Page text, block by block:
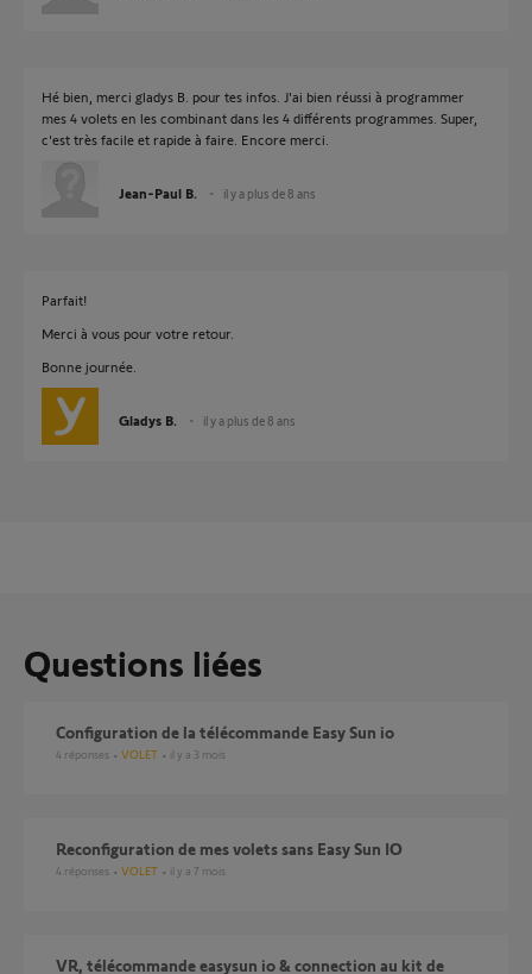
Hé bien, merci gladys B. pour tes infos. J'ai bien réussi à programmer
mes 4 volets en les combinant dans les 4 différents programmes. Super,
c'est très facile et rapide à faire. Encore merci.
Jean-Paul B. il y a plus de 8 ans
Parfait!
Merci à vous pour votre retour.
Bonne journée.
Gladys B. il y a plus de 8 ans
Questions liées
Configuration de la télécommande Easy Sun io
4 réponses VOLET il y a 3 mois
Reconfiguration de mes volets sans Easy Sun IO
4 réponses VOLET il y a 7 mois
VR, télécommande easysun io & connection au kit de